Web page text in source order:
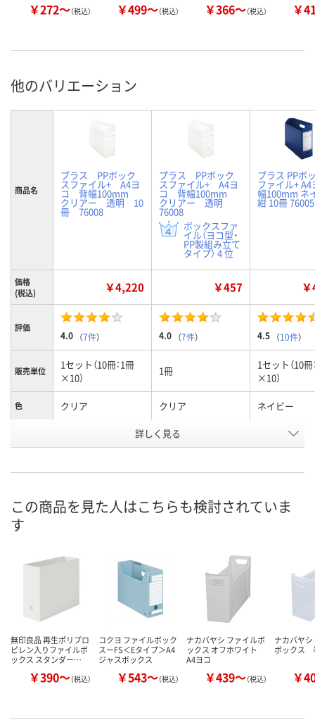
￥272～（税込） ￥499～（税込） ￥366～（税込） ￥
他のバリエーション
商品名
プラス PPボック
スファイル+ A4ヨ
コ 背幅100mm
クリアー 透明 10
冊 76008
プラス PPボック
スファイル+ A4ヨ
コ 背幅100mm
クリアー 透明
76008
ボックスファ
イル（ヨコ型・
PP製組み立て
タイプ） 4 位
プラス PPボ
ファイル+ A4
幅100mm ネ
紺 10冊 76005
価格
(税込)
￥4,220 ￥457
評価
4.0 （7件） 4.0 （7件） 4.5 （10件）
販売単位
1セット（10冊：1冊
×10）
1冊
1セット（10冊
×10）
色 クリア クリア ネイビー
E759605 2346417
お届け日 8月9日（日） 8月9日（日） 8月9日（日）
数量
詳しく見る
この商品を見た人はこちらも検討されていま
す
無印良品 再生ポリプロ
ピレン入りファイルボ
ックス スタンダー…
￥390～（税込）
コクヨ ファイルボック
スーFS＜Eタイプ＞A4
ジャスボックス
￥543～（税込）
ナカバヤシ ファイルボ
ックス オフホワイト
A4ヨコ
￥439～（税込）
ナカバヤ
ボックス
￥